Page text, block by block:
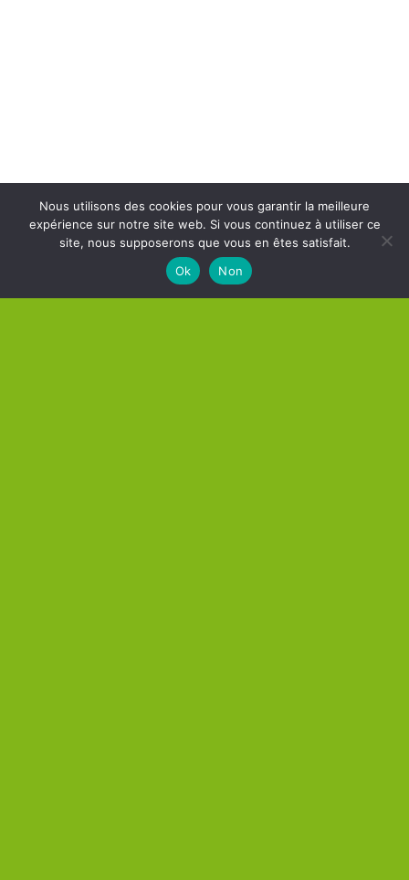
Nous utilisons des cookies pour vous garantir la meilleure
expérience sur notre site web. Si vous continuez à utiliser ce
site, nous supposerons que vous en êtes satisfait.
Ok
Non